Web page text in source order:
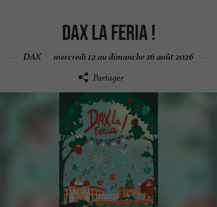
Dax la Feria !
DAX mercredi 12 au dimanche 16 août 2026
Partager